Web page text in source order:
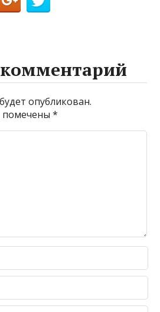
опубликован.
помечены*